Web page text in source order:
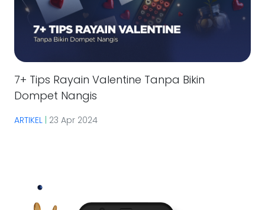
7+ Tips Rayain Valentine Tanpa Bikin
Dompet Nangis
ARTIKEL | 23 Apr 2024